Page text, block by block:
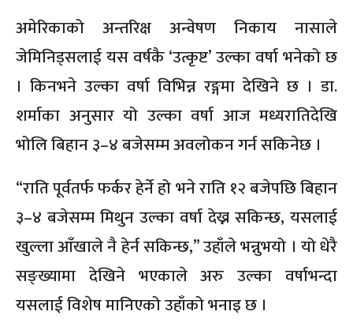
अमेरिकाको अन्तरिक्ष अन्वेषण निकाय नासाले
जेमिनिड्सलाई यस वर्षकै ‘उत्कृष्ट’ उल्का वर्षा भनेको छ
। किनभने उल्का वर्षा विभिन्न रङ्गमा देखिने छ । डा.
शर्माका अनुसार यो उल्का वर्षा आज मध्यरातिदेखि
भोलि बिहान ३–४ बजेसम्म अवलोकन गर्न सकिनेछ ।
“राति पूर्वतर्फ फर्कर हेर्ने हो भने राति १२ बजेपछि बिहान
३–४ बजेसम्म मिथुन उल्का वर्षा देख्न सकिन्छ, यसलाई
खुल्ला आँखाले नै हेर्न सकिन्छ,” उहाँले भन्नुभयो । यो धेरै
सङ्ख्यामा देखिने भएकाले अरु उल्का वर्षाभन्दा
यसलाई विशेष मानिएको उहाँको भनाइ छ ।